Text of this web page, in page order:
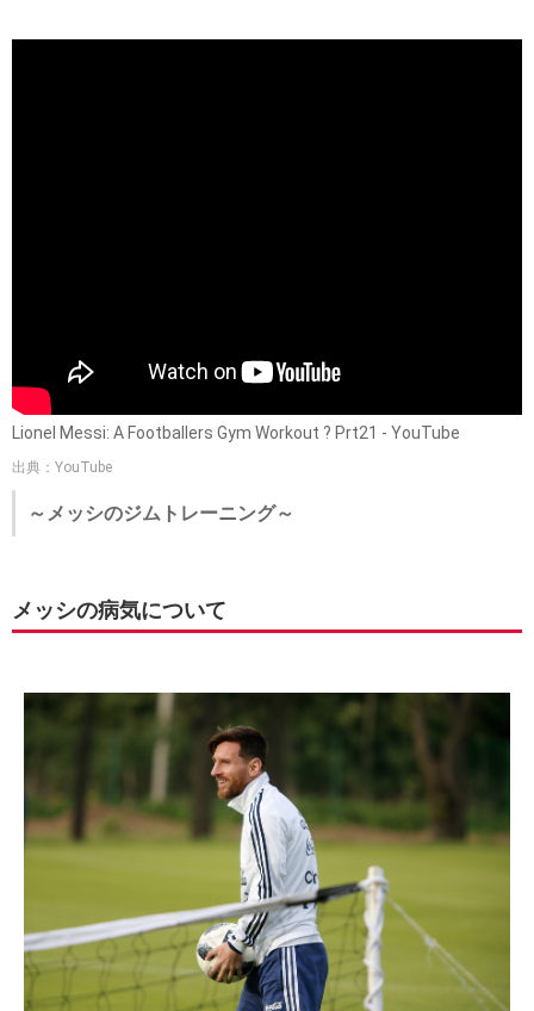
Lionel Messi: A Footballers Gym Workout ? Prt21 - YouTube
出典：YouTube
～メッシのジムトレーニング～
メッシの病気について